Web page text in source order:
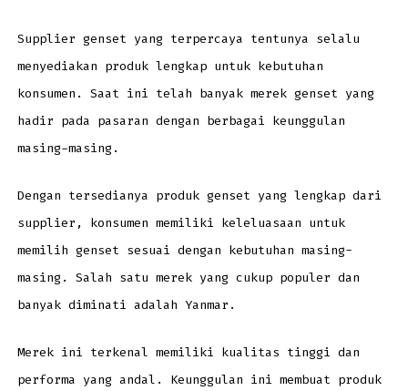
Supplier genset yang terpercaya tentunya selalu
menyediakan produk lengkap untuk kebutuhan
konsumen. Saat ini telah banyak merek genset yang
hadir pada pasaran dengan berbagai keunggulan
masing-masing.
Dengan tersedianya produk genset yang lengkap dari
supplier, konsumen memiliki keleluasaan untuk
memilih genset sesuai dengan kebutuhan masing-
masing. Salah satu merek yang cukup populer dan
banyak diminati adalah Yanmar.
Merek ini terkenal memiliki kualitas tinggi dan
performa yang andal. Keunggulan ini membuat produk